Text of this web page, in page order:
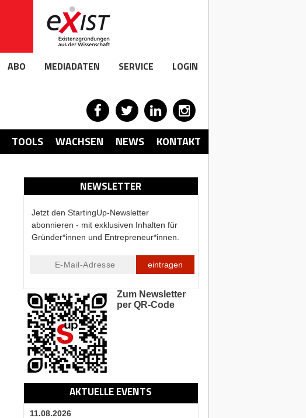
ABO MEDIADATEN SERVICE LOGIN
TOOLS WACHSEN NEWS KONTAKT
NEWSLETTER
Jetzt den StartingUp-Newsletter
abonnieren - mit exklusiven Inhalten für
Gründer*innen und Entrepreneur*innen.
eintragen
Zum Newsletter
per QR-Code
AKTUELLE EVENTS
11.08.2026